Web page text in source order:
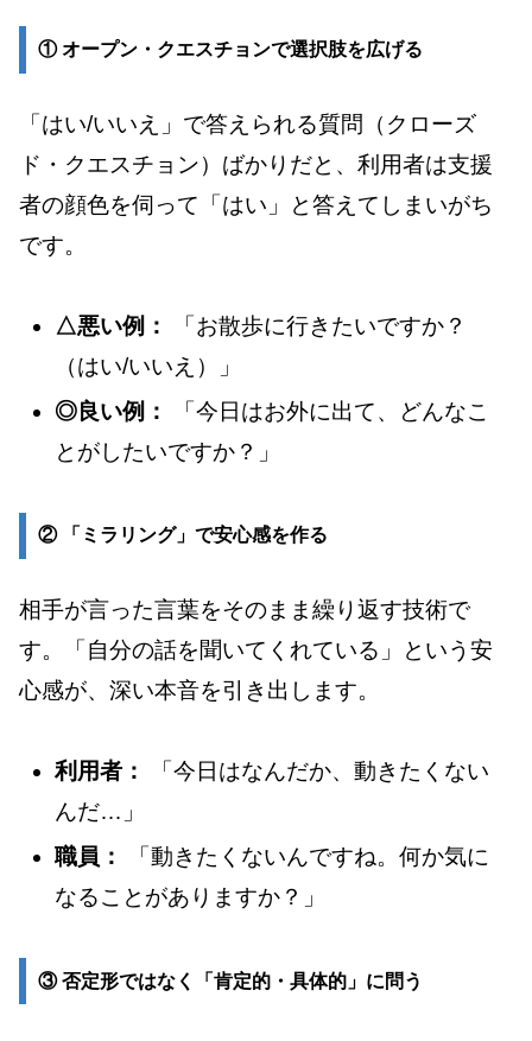
① オープン・クエスチョンで選択肢を広げる
「はい/いいえ」で答えられる質問（クローズ
ド・クエスチョン）ばかりだと、利用者は支援
者の顔色を伺って「はい」と答えてしまいがち
です。
△悪い例：
「お散歩に行きたいですか？
（はい/いいえ）」
◎良い例：
「今日はお外に出て、どんなこ
とがしたいですか？」
② 「ミラリング」で安心感を作る
相手が言った言葉をそのまま繰り返す技術で
す。「自分の話を聞いてくれている」という安
心感が、深い本音を引き出します。
利用者：
「今日はなんだか、動きたくない
んだ…」
職員：
「動きたくないんですね。何か気に
なることがありますか？」
③ 否定形ではなく「肯定的・具体的」に問う